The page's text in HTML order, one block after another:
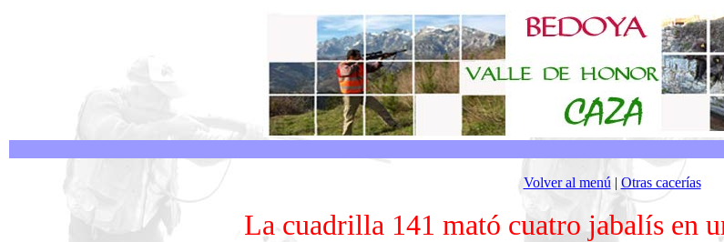
Volver al menú | Otras cacerías
La cuadrilla 141 mató cuatro jabalís en